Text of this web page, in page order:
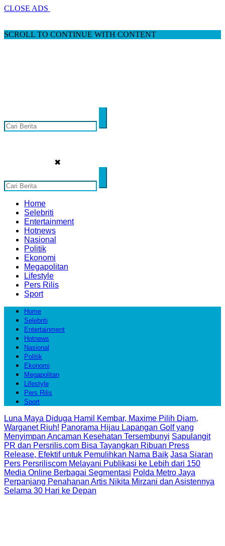
CLOSE ADS
SCROLL TO CONTINUE WITH CONTENT
✖
Home
Selebriti
Entertainment
Hotnews
Nasional
Politik
Ekonomi
Megapolitan
Lifestyle
Pers Rilis
Sport
Home
Selebriti
Entertainment
Hotnews
Nasional
Politik
Ekonomi
Megapolitan
Lifestyle
Pers Rilis
Sport
Luna Maya Diduga Hamil Kembar, Maxime Pilih Diam,
Warganet Riuh! Panorama Hijau Lapangan Golf yang
Menyimpan Ancaman Kesehatan Tersembunyi Sapulangit
PR dan Persrilis.com Bisa Tayangkan Ribuan Press
Release, Efektif untuk Pemulihkan Nama Baik Jasa Siaran
Pers Persriliscom Melayani Publikasi ke Lebih dari 150
Media Online Berbagai Segmentasi Polda Metro Jaya
Perpanjang Penahanan Artis Nikita Mirzani dan Asistennya
Selama 30 Hari ke Depan